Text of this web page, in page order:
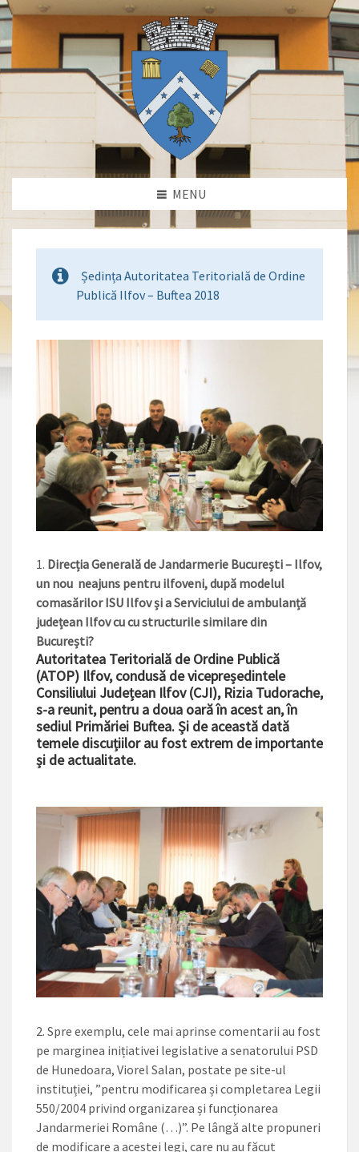
MENU
Ședința Autoritatea Teritorială de Ordine
Publică Ilfov – Buftea 2018
Direcția Generală de Jandarmerie București – Ilfov,
un nou neajuns pentru ilfoveni, după modelul
comasărilor ISU Ilfov și a Serviciului de ambulanță
județean Ilfov cu cu structurile similare din
București?
Autoritatea Teritorială de Ordine Publică
(ATOP) Ilfov, condusă de vicepreședintele
Consiliului Județean Ilfov (CJI), Rizia Tudorache,
s-a reunit, pentru a doua oară în acest an, în
sediul Primăriei Buftea. Și de această dată
temele discuțiilor au fost extrem de importante
și de actualitate.
Spre exemplu, cele mai aprinse comentarii au fost
pe marginea inițiativei legislative a senatorului PSD
de Hunedoara, Viorel Salan, postate pe site-ul
instituției, ”pentru modificarea și com­­pletarea Legii
550/2004 privind organizarea și funcționarea
Jandarmeriei Române (…)”. Pe lângă alte propuneri
de modificare a acestei legi, care nu au făcut